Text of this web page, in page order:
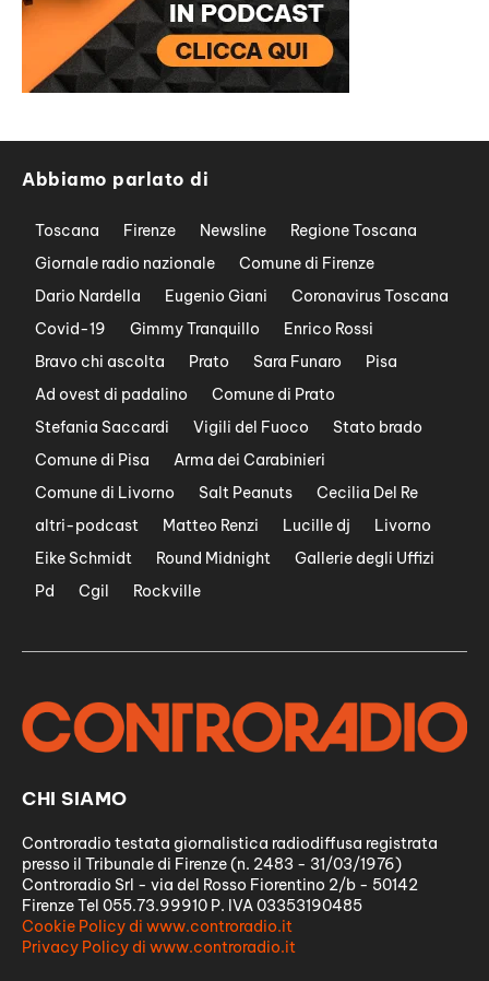
Abbiamo parlato di
Toscana Firenze Newsline
Regione Toscana
Giornale radio nazionale
Comune di Firenze
Dario Nardella
Eugenio Giani
Coronavirus Toscana
Covid-19
Gimmy Tranquillo
Enrico Rossi
Bravo chi ascolta
Prato Sara Funaro
Pisa
Ad ovest di padalino
Comune di Prato
Stefania Saccardi
Vigili del Fuoco
Stato brado
Comune di Pisa
Arma dei Carabinieri
Comune di Livorno
Salt Peanuts
Cecilia Del Re
altri-podcast
Matteo Renzi Lucille dj
Livorno
Eike Schmidt
Round Midnight
Gallerie degli Uffizi
Pd
Cgil Rockville
CHI SIAMO
Controradio testata giornalistica radiodiffusa registrata
presso il Tribunale di Firenze (n. 2483 - 31/03/1976)
Controradio Srl - via del Rosso Fiorentino 2/b - 50142
Firenze Tel 055.73.99910 P. IVA 03353190485
Cookie Policy di www.controradio.it
Privacy Policy di www.controradio.it